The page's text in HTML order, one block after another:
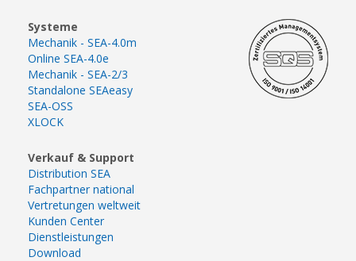
Systeme
Mechanik - SEA-4.0m
Online SEA-4.0e
Mechanik - SEA-2/3
Standalone SEAeasy
SEA-OSS
XLOCK
Verkauf & Support
Distribution SEA
Fachpartner national
Vertretungen weltweit
Kunden Center
Dienstleistungen
Download